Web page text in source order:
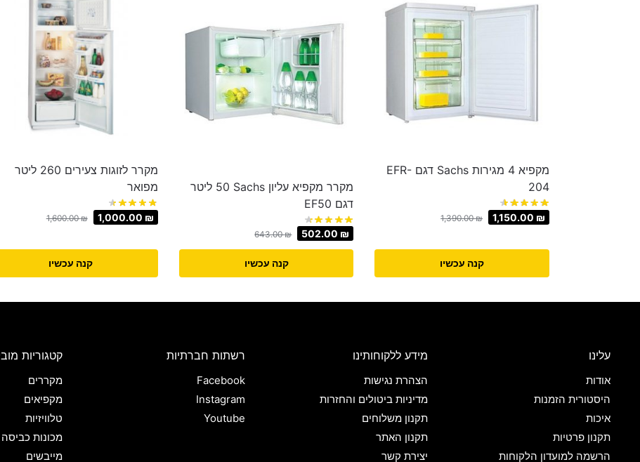
מקפיא 4 מגירות Sachs דגם EFR-
204
1,390.00₪ 1,150.00 ₪
קנה עכשיו
מקרר מקפיא עליון Sachs ‏50 ‏ליטר
דגם EF50
643.00₪ 502.00 ₪
קנה עכשיו
מקרר לזוגות צעירים ‏260 ‏ליטר
מפואר
1,600.00₪ 1,000.00 ₪
קנה עכשיו
עלינו
אודות
היסטורית הזמנות
איכות
תקנון פרטיות
הרשמה למועדון הלקוחות
מידע ללקוחותינו
הצהרת נגישות
מדיניות ביטולים והחזרות
תקנון משלוחים
תקנון האתר
יצירת קשר
רשתות חברתיות
Facebook
Instagram
Youtube
קטגוריות
מקררים
מקפיאים
טלוויזיות
מכונות כביסה
מייבשים